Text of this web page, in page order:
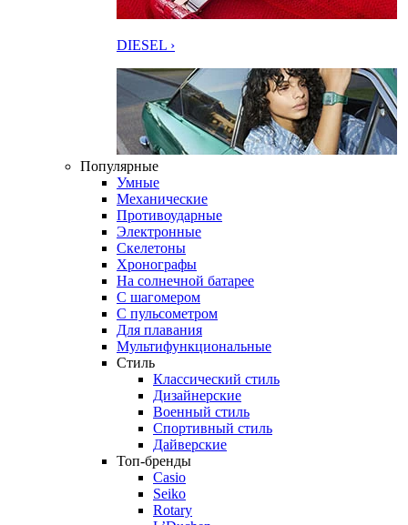
DIESEL ›
Популярные
Умные
Механические
Противоударные
Электронные
Скелетоны
Хронографы
На солнечной батарее
С шагомером
С пульсометром
Для плавания
Мультифункциональные
Стиль
Классический стиль
Дизайнерские
Военный стиль
Спортивный стиль
Дайверские
Топ-бренды
Casio
Seiko
Rotary